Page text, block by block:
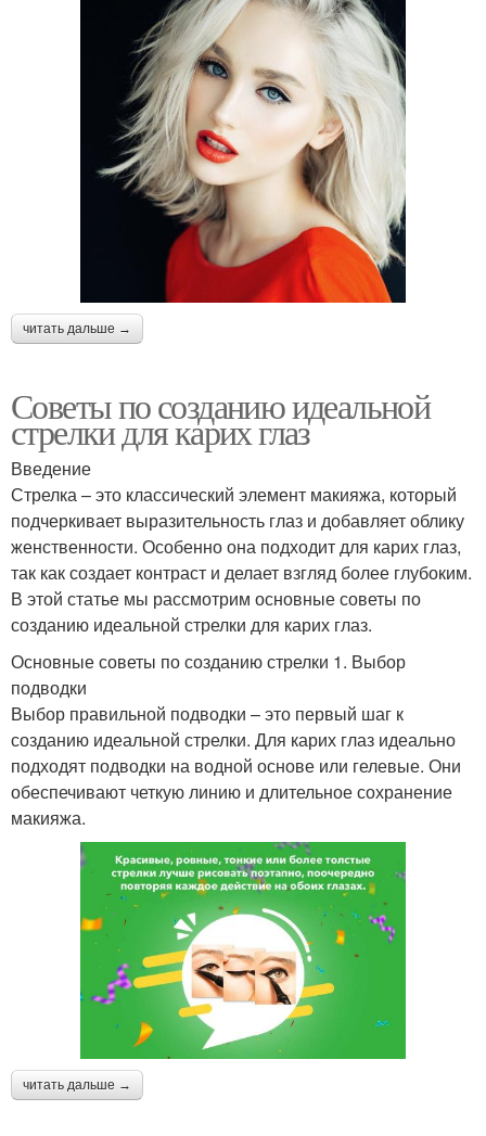
читать дальше →
Советы по созданию идеальной
стрелки для карих глаз
Введение
Стрелка – это классический элемент макияжа, который
подчеркивает выразительность глаз и добавляет облику
женственности. Особенно она подходит для карих глаз,
так как создает контраст и делает взгляд более глубоким.
В этой статье мы рассмотрим основные советы по
созданию идеальной стрелки для карих глаз.
Основные советы по созданию стрелки 1. Выбор
подводки
Выбор правильной подводки – это первый шаг к
созданию идеальной стрелки. Для карих глаз идеально
подходят подводки на водной основе или гелевые. Они
обеспечивают четкую линию и длительное сохранение
макияжа.
читать дальше →